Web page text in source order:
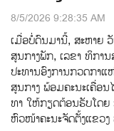
8/5/2026 9:28:35 AM
ເມ່ືອບ່ໍດົນມານ້ີ, ສະຫາຍ
ສູນກາງພັກ, ເລຂາ ທິກາ
ປະທານອົງການກວດກາແ
ສູນກາງ ພ້ອມຄະນະເຄື່ອ
ທາ ໃຫ້ກຽດຕ້ອນຮັບໂດຍ
ຫົວໜ້າຄະນະຈັດຕັ້ງແຂວງ